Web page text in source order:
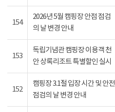
154
2026년 5월 캠핑장 안점 점검
의 날 변경 안내
153
독립기념관 캠핑장 이용객 천
안 상록리조트 특별할인 실시
152
캠핑장 3.1절 입장 시간 및 안전
점검의 날 변경 안내